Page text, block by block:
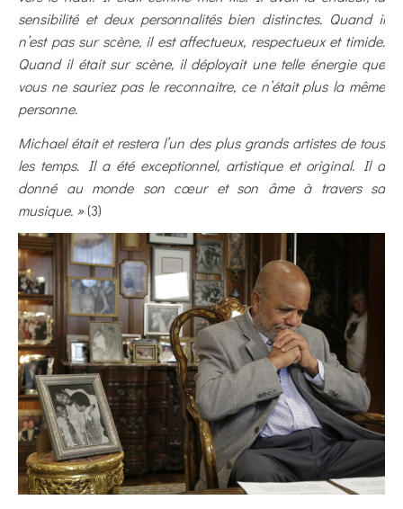
sensibilité et deux personnalités bien distinctes. Quand il
n’est pas sur scène, il est affectueux, respectueux et timide.
Quand il était sur scène, il déployait une telle énergie que
vous ne sauriez pas le reconnaitre, ce n’était plus la même
personne.
Michael était et restera l’un des plus grands artistes de tous
les temps. Il a été exceptionnel, artistique et original. Il a
donné au monde son cœur et son âme à travers sa
musique. »(3)